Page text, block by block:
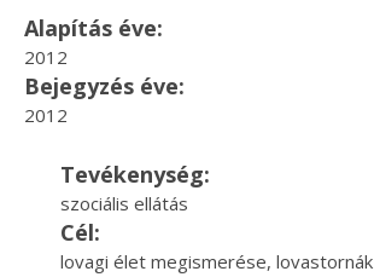
Alapítás éve:
2012
Bejegyzés éve:
2012
Tevékenység:
szociális ellátás
Cél:
lovagi élet megismerése, lovastornák